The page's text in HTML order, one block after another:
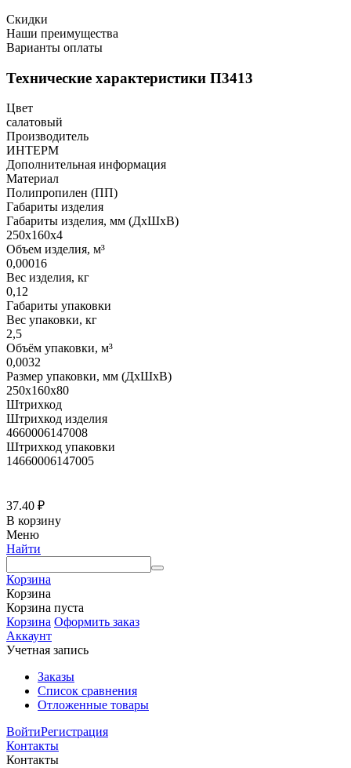
Скидки
Наши преимущества
Варианты оплаты
Технические характеристики П3413
Цвет
салатовый
Производитель
ИНТЕРМ
Дополнительная информация
Материал
Полипропилен (ПП)
Габариты изделия
Габариты изделия, мм (ДхШхВ)
250х160х4
Объем изделия, м³
0,00016
Вес изделия, кг
0,12
Габариты упаковки
Вес упаковки, кг
2,5
Объём упаковки, м³
0,0032
Размер упаковки, мм (ДхШхВ)
250х160х80
Штрихкод
Штрихкод изделия
4660006147008
Штрихкод упаковки
14660006147005
37.40 ₽
В корзину
Меню
Найти
Корзина
Корзина
Корзина пуста
Корзина Оформить заказ
Аккаунт
Учетная запись
Заказы
Список сравнения
Отложенные товары
ВойтиРегистрация
Контакты
Контакты